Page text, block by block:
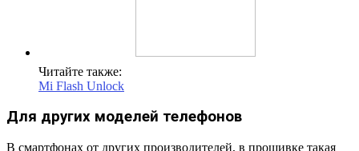
Читайте также:
Mi Flash Unlock
Для других моделей телефонов
В смартфонах от других производителей, в прошивке такая